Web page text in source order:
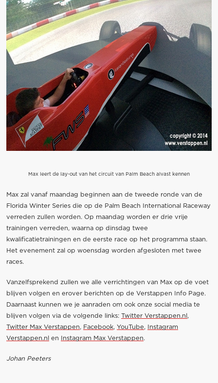
Max leert de lay-out van het circuit van Palm Beach alvast kennen
Max zal vanaf maandag beginnen aan de tweede ronde van de
Florida Winter Series die op de Palm Beach International Raceway
verreden zullen worden. Op maandag worden er drie vrije
trainingen verreden, waarna op dinsdag twee
kwalificatietrainingen en de eerste race op het programma staan.
Het evenement zal op woensdag worden afgesloten met twee
races.
Vanzelfsprekend zullen we alle verrichtingen van Max op de voet
blijven volgen en erover berichten op de Verstappen Info Page.
Daarnaast kunnen we je aanraden om ook onze social media te
blijven volgen via de volgende links:
Twitter Verstappen.nl ,
Twitter Max Verstappen, Facebook, YouTube,
Instagram
Verstappen.nl
en Instagram Max Verstappen.
Johan Peeters